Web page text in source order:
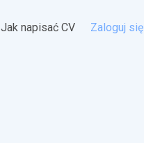
Jak napisać CV Zaloguj się